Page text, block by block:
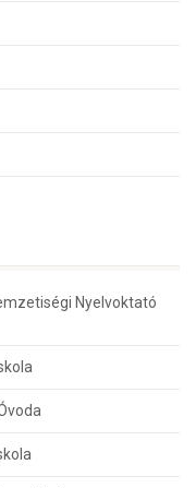
Nyelvoktató